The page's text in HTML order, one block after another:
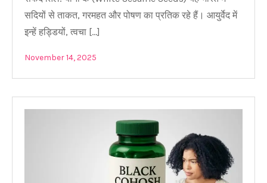
सदियों से ताकत, गरमहत और पोषण का प्रतिक रहे हैं। आयुर्वेद में
इन्हें हड्डियों, त्वचा […]
November 14, 2025